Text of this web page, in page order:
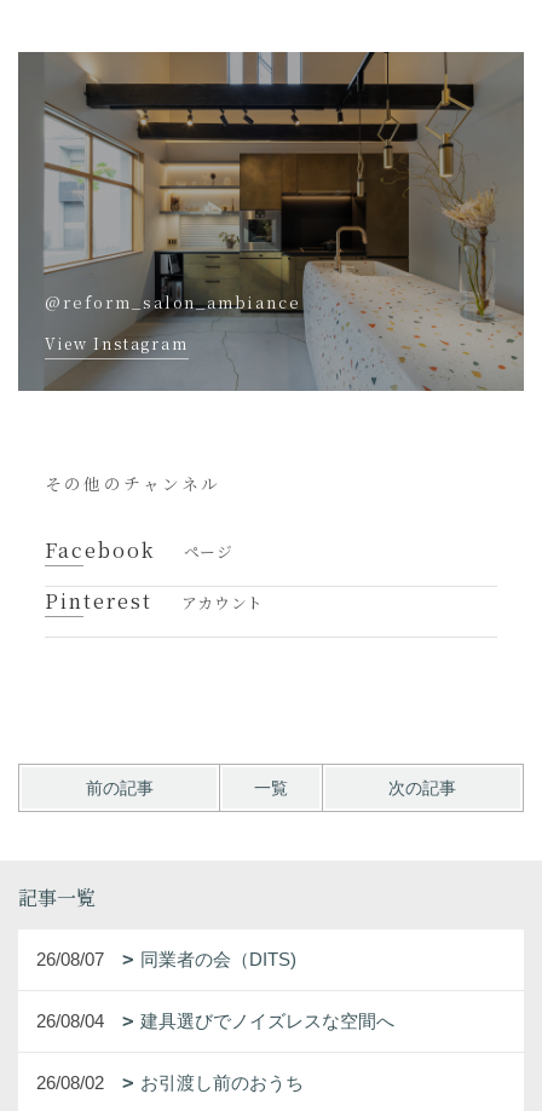
@reform_salon_ambiance
View Instagram
その他のチャンネル
Facebook ページ
Pinterest アカウント
前の記事 一覧 次の記事
記事一覧
26/08/07 同業者の会（DITS)
26/08/04 建具選びでノイズレスな空間へ
26/08/02 お引渡し前のおうち